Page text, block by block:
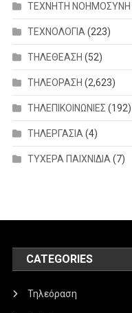
ΤΕΧΝΗΤΗ ΝΟΗΜΟΣΥΝΗ
ΤΕΧΝΟΛΟΓΙΑ(223)
ΤΗΛΕΘΕΑΣΗ (52)
ΤΗΛΕΟΡΑΣΗ (2,623)
ΤΗΛΕΠΙΚΟΙΝΩΝΙΕΣ (192)
ΤΗΛΕΡΓΑΣΙΑ(4)
ΤΥΧΕΡΑ ΠΑΙΧΝΙΔΙΑ(7)
CATEGORIES
Τηλεόραση